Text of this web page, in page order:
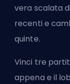
vera scalata
recenti e
quinte.
Vinci tre
appena e il